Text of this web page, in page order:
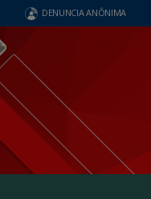
DENUNCIA ANÔNIMA